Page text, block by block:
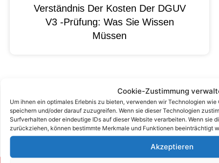
Cookie-Zustimmung
Um ihnen ein optimales Erlebnis zu bieten, verwenden wir Technologien
speichern und/oder darauf zuzugreifen. Wenn sie dieser Technologien
Surfverhalten oder eindeutige IDs auf dieser Website verarbeiten. Wenn sie
zurückziehen, können bestimmte Merkmale und Funktionen beeinträchtigt
Akzeptieren
Verständnis Der Kosten Der DGUV
V3 -Prüfung: Was Sie Wissen
Müssen